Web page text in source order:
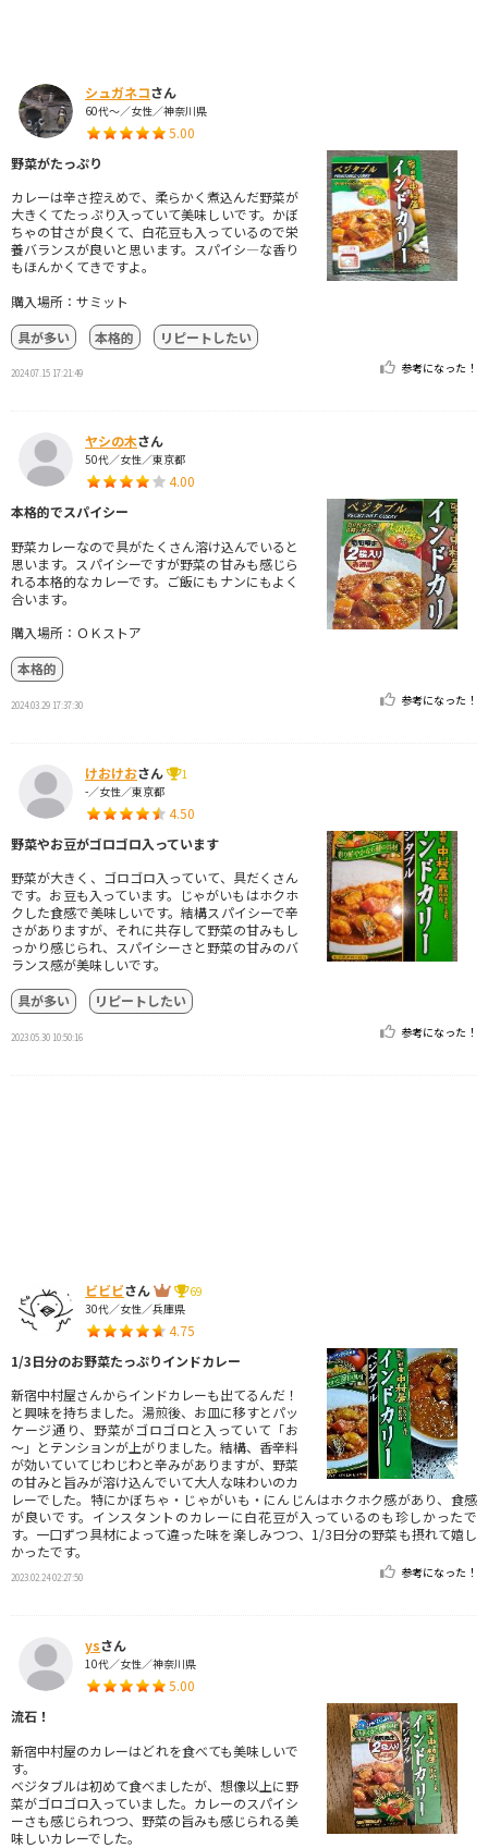
シュガネコさん
60代～／女性／神奈川県
5.00
野菜がたっぷり
カレーは辛さ控えめで、柔らかく煮込んだ野菜が
大きくてたっぷり入っていて美味しいです。かぼ
ちゃの甘さが良くて、白花豆も入っているので栄
養バランスが良いと思います。スパイシ―な香り
もほんかくてきですよ。
購入場所：サミット
具が多い
本格的 リピートしたい
2024.07.15 17:21:49 参考になった！
ヤシの木さん
50代／女性／東京都
4.00
本格的でスパイシー
野菜カレーなので具がたくさん溶け込んでいると
思います。スパイシーですが野菜の甘みも感じら
れる本格的なカレーです。ご飯にもナンにもよく
合います。
購入場所：ＯＫストア
本格的
2024.03.29 17:37:30 参考になった！
けおけおさん
1
-／女性／東京都
4.50
野菜やお豆がゴロゴロ入っています
野菜が大きく、ゴロゴロ入っていて、具だくさん
です。お豆も入っています。じゃがいもはホクホ
クした食感で美味しいです。結構スパイシーで辛
さがありますが、それに共存して野菜の甘みもし
っかり感じられ、スパイシーさと野菜の甘みのバ
ランス感が美味しいです。
具が多い
リピートしたい
2023.05.30 10:50:16 参考になった！
ビビビさん
69
30代／女性／兵庫県
4.75
1/3日分のお野菜たっぷりインドカレー
新宿中村屋さんからインドカレーも出てるんだ！
と興味を持ちました。湯煎後、お皿に移すとパッ
ケージ通り、野菜がゴロゴロと入っていて「お
～」とテンションが上がりました。結構、香辛料
が効いていてじわじわと辛みがありますが、野菜
の甘みと旨みが溶け込んでいて大人な味わいのカ
レーでした。特にかぼちゃ・じゃがいも・にんじんはホクホク感があり、食感
が良いです。インスタントのカレーに白花豆が入っているのも珍しかったで
す。一口ずつ具材によって違った味を楽しみつつ、1/3日分の野菜も摂れて嬉し
かったです。
2023.02.24 02:27:50 参考になった！
ysさん
10代／女性／神奈川県
5.00
流石！
新宿中村屋のカレーはどれを食べても美味しいで
す。
ベジタブルは初めて食べましたが、想像以上に野
菜がゴロゴロ入っていました。カレーのスパイシ
ーさも感じられつつ、野菜の旨みも感じられる美
味しいカレーでした。